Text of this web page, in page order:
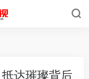
达璀璨背后